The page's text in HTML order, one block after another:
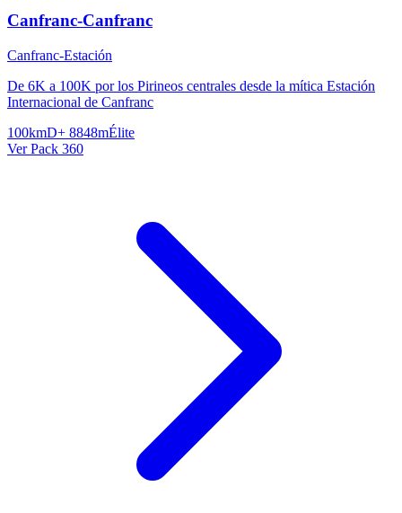
Canfranc-Canfranc
Canfranc-Estación
De 6K a 100K por los Pirineos centrales desde la mítica Estación
Internacional de Canfranc
100kmD+ 8848mÉlite
Ver Pack 360